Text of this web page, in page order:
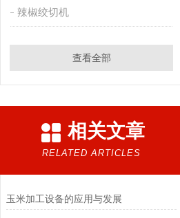
辣椒绞切机
查看全部
相关文章
RELATED ARTICLES
玉米加工设备的应用与发展